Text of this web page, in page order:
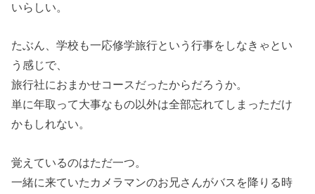
いらしい。
たぶん、学校も一応修学旅行という行事をしなきゃとい
う感じで、
旅行社におまかせコースだったからだろうか。
単に年取って大事なもの以外は全部忘れてしまっただけ
かもしれない。
覚えているのはただ一つ。
一緒に来ていたカメラマンのお兄さんがバスを降りる時